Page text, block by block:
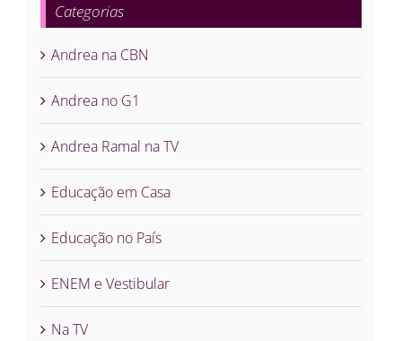
Categorias
Andrea na CBN
Andrea no G1
Andrea Ramal na TV
Educação em Casa
Educação no País
ENEM e Vestibular
Na TV